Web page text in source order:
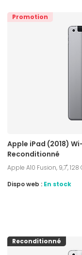
Promotion
Apple iPad (2018)
Reconditionné
Apple A10 Fusion, 9,7",
Dispo web : En stock
Reconditionné